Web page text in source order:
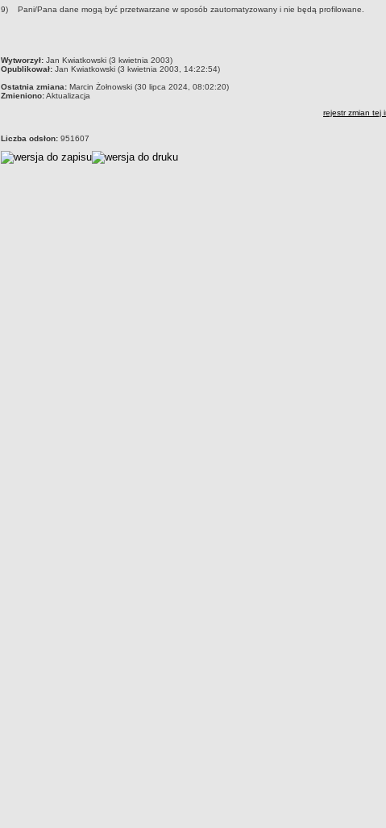
9) Pani/Pana dane mogą być przetwarzane w sposób zautomatyzowany i nie będą profilowane.
metryczka
Wytworzył: Jan Kwiatkowski (3 kwietnia 2003)
Opublikował: Jan Kwiatkowski (3 kwietnia 2003, 14:22:54)
Ostatnia zmiana: Marcin Żołnowski (30 lipca 2024, 08:02:20)
Zmieniono:Aktualizacja
rejestr zmian tej
Liczba odsłon: 951607